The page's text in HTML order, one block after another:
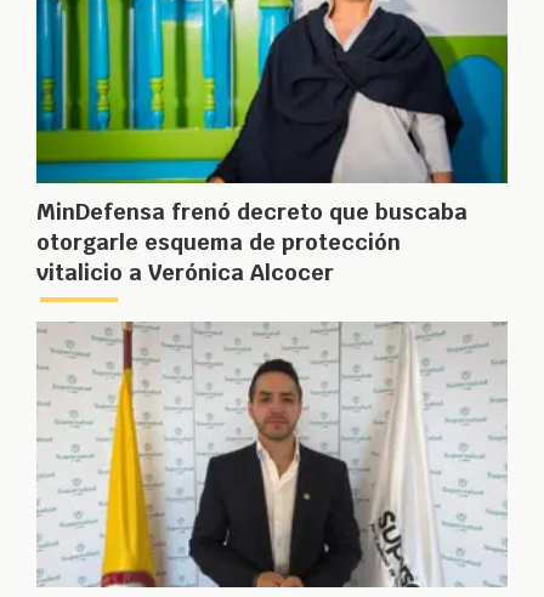
MinDefensa frenó decreto que buscaba
otorgarle esquema de protección
vitalicio a Verónica Alcocer